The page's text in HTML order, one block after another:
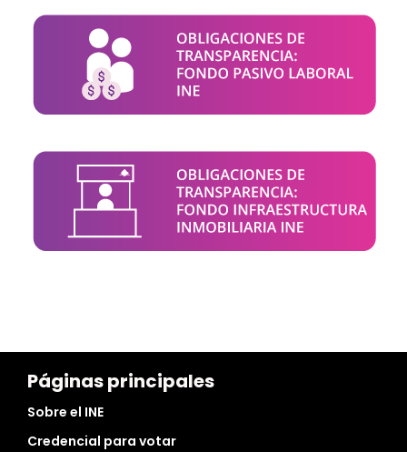
Páginas principales
Sobre el INE
Credencial para votar